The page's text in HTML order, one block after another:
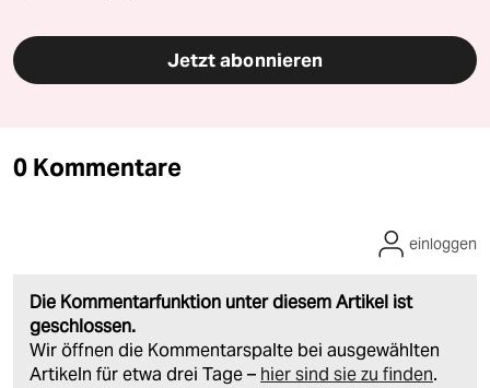
Jetzt abonnieren
0 Kommentare
Die Kommentarfunktion unter diesem Artikel ist
geschlossen.
Wir öffnen die Kommentarspalte bei ausgewählten
Artikeln für etwa drei Tage – hier sind sie zu finden.
einloggen